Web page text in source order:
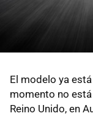
El modelo ya
momento no
Reino Unido, en